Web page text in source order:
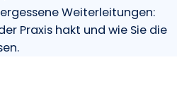
Weiterleitungen:
Praxis hakt und wie Sie die